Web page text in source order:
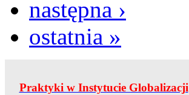
następna ›
ostatnia »
Praktyki w Instytucie Globalizacji